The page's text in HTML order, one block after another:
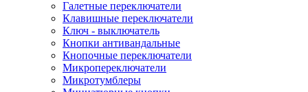
Галетные переключатели
Клавишные переключатели
Ключ - выключатель
Кнопки антивандальные
Кнопочные переключатели
Микропереключатели
Микротумблеры